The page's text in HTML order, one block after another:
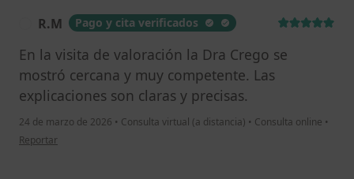
R.M Pago y cita verificados
En la visita de valoración la Dra Crego se
mostró cercana y muy competente. Las
explicaciones son claras y precisas.
24 de marzo de 2026 • Consulta virtual (a distancia) • Consulta online •
en opinión del usuario R.M
Reportar